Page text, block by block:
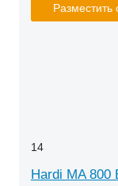
14
Hardi MA 800